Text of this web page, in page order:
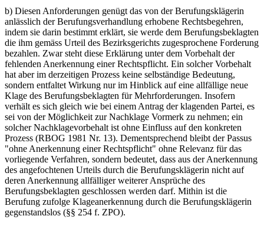
b) Diesen Anforderungen genügt das von der Berufungsklägerin
anlässlich der Berufungsverhandlung erhobene Rechtsbegehren,
indem sie darin bestimmt erklärt, sie werde dem Berufungsbeklagten
die ihm gemäss Urteil des Bezirksgerichts zugesprochene Forderung
bezahlen. Zwar steht diese Erklärung unter dem Vorbehalt der
fehlenden Anerkennung einer Rechtspflicht. Ein solcher Vorbehalt
hat aber im derzeitigen Prozess keine selbständige Bedeutung,
sondern entfaltet Wirkung nur im Hinblick auf eine allfällige neue
Klage des Berufungsbeklagten für Mehrforderungen. Insofern
verhält es sich gleich wie bei einem Antrag der klagenden Partei, es
sei von der Möglichkeit zur Nachklage Vormerk zu nehmen; ein
solcher Nachklagevorbehalt ist ohne Einfluss auf den konkreten
Prozess (RBOG 1981 Nr. 13). Dementsprechend bleibt der Passus
"ohne Anerkennung einer Rechtspflicht" ohne Relevanz für das
vorliegende Verfahren, sondern bedeutet, dass aus der Anerkennung
des angefochtenen Urteils durch die Berufungsklägerin nicht auf
deren Anerkennung allfälliger weiterer Ansprüche des
Berufungsbeklagten geschlossen werden darf. Mithin ist die
Berufung zufolge Klageanerkennung durch die Berufungsklägerin
gegenstandslos (§§ 254 f. ZPO).